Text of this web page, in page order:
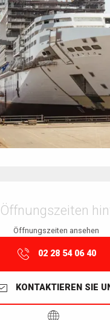
Öffnungszeiten ansehen
02 28 54 06 40
KONTAKTIEREN SIE